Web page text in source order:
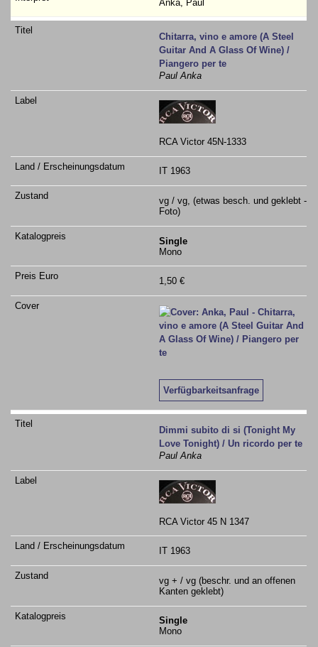
Anka, Paul
Chitarra, vino e amore (A Steel
Guitar And A Glass Of Wine) /
Piangero per te
Paul Anka
RCA Victor 45N-1333
IT 1963
vg / vg, (etwas besch. und geklebt -
Foto)
Single
Mono
1,50 €
Verfügbarkeitsanfrage
Dimmi subito di si (Tonight My
Love Tonight) / Un ricordo per te
Paul Anka
RCA Victor 45 N 1347
IT 1963
vg + / vg (beschr. und an offenen
Kanten geklebt)
Single
Mono